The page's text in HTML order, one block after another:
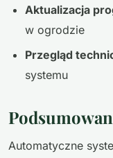
Aktualizacja
w ogrodzie
Przegląd
systemu
Automatyczne